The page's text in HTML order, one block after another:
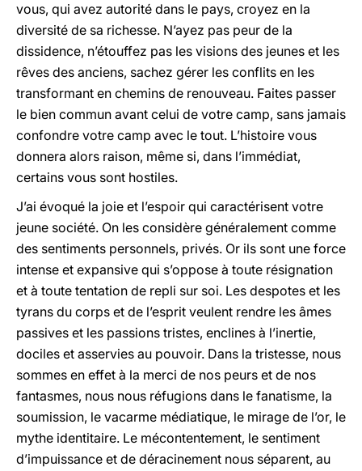
vous, qui avez autorité dans le pays, croyez en la
diversité de sa richesse. N’ayez pas peur de la
dissidence, n’étouffez pas les visions des jeunes et les
rêves des anciens, sachez gérer les conflits en les
transformant en chemins de renouveau. Faites passer
le bien commun avant celui de votre camp, sans jamais
confondre votre camp avec le tout. L’histoire vous
donnera alors raison, même si, dans l’immédiat,
certains vous sont hostiles.
J’ai évoqué la joie et l’espoir qui caractérisent votre
jeune société. On les considère généralement comme
des sentiments personnels, privés. Or ils sont une force
intense et expansive qui s’oppose à toute résignation
et à toute tentation de repli sur soi. Les despotes et les
tyrans du corps et de l’esprit veulent rendre les âmes
passives et les passions tristes, enclines à l’inertie,
dociles et asservies au pouvoir. Dans la tristesse, nous
sommes en effet à la merci de nos peurs et de nos
fantasmes, nous nous réfugions dans le fanatisme, la
soumission, le vacarme médiatique, le mirage de l’or, le
mythe identitaire. Le mécontentement, le sentiment
d’impuissance et de déracinement nous séparent, au